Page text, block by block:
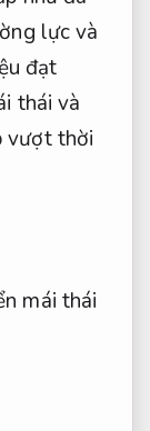
lực và
đạt
thái và
vượt thời